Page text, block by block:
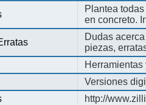
Plantea
en concreto.
Dudas
piezas,
Versiones
http://